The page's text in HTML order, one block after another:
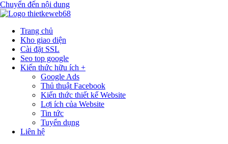
Chuyển đến nội dung
Trang chủ
Kho giao diện
Cài đặt SSL
Seo top google
Kiến thức hữu ích +
Google Ads
Thủ thuật Facebook
Kiến thức thiết kế Website
Lợi ích của Website
Tin tức
Tuyển dụng
Liên hệ